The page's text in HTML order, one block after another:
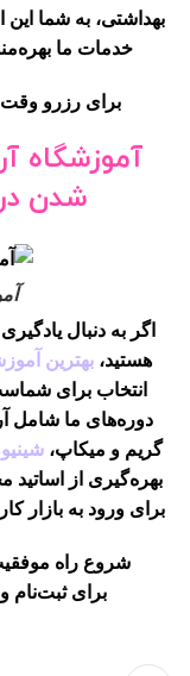
بهداشتی، به شما
خدمات ما
برای رزرو وقت
آموزشگاه
شدن در
اگر به دنبال
هستید،بهترین
انتخاب برای
دوره‌های ما شامل
گریم و میکاپ،
بهره‌گیری از اساتید
برای ورود به بازار
شروع راه
برای ثبت‌نام